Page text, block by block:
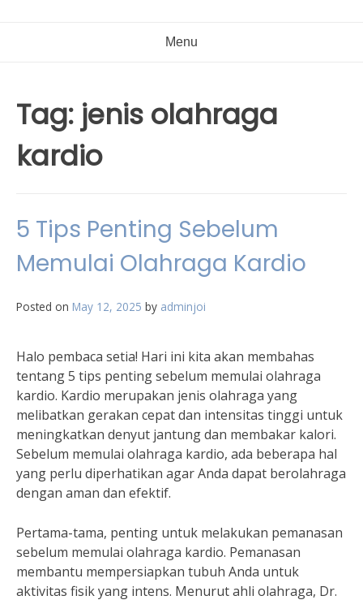
Menu
Tag: jenis olahraga
kardio
5 Tips Penting Sebelum
Memulai Olahraga Kardio
Posted on May 12, 2025 by adminjoi
Halo pembaca setia! Hari ini kita akan membahas
tentang 5 tips penting sebelum memulai olahraga
kardio. Kardio merupakan jenis olahraga yang
melibatkan gerakan cepat dan intensitas tinggi untuk
meningkatkan denyut jantung dan membakar kalori.
Sebelum memulai olahraga kardio, ada beberapa hal
yang perlu diperhatikan agar Anda dapat berolahraga
dengan aman dan efektif.
Pertama-tama, penting untuk melakukan pemanasan
sebelum memulai olahraga kardio. Pemanasan
membantu mempersiapkan tubuh Anda untuk
aktivitas fisik yang intens. Menurut ahli olahraga, Dr.